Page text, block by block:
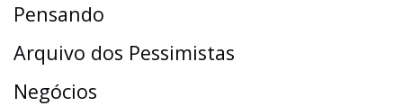
Pensando
Arquivo dos Pessimistas
Negócios